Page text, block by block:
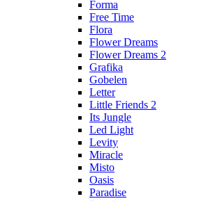
Forma
Free Time
Flora
Flower Dreams
Flower Dreams 2
Grafika
Gobelen
Letter
Little Friends 2
Its Jungle
Led Light
Levity
Miracle
Misto
Oasis
Paradise